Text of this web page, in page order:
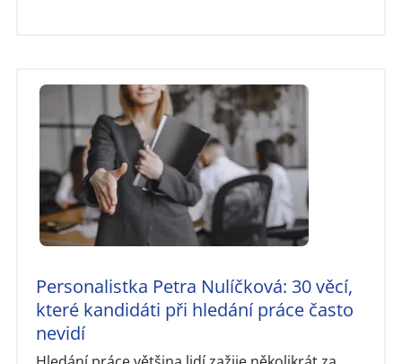
Personalistka Petra Nulíčková: 30 věcí,
které kandidáti při hledání práce často
nevidí